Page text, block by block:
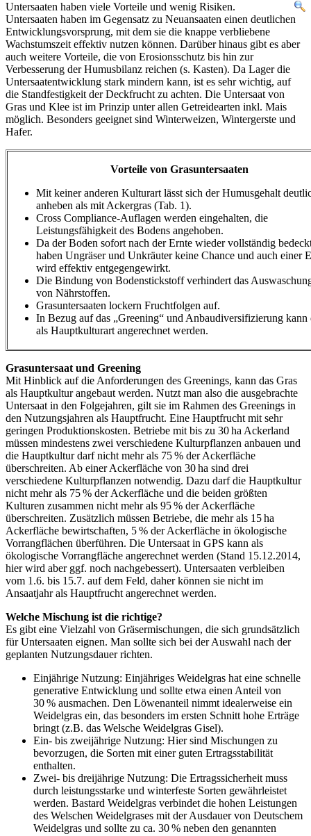
Untersaaten haben viele Vorteile und wenig Risiken.
Untersaaten haben im Gegensatz zu Neuansaaten einen deutlichen
Entwicklungsvorsprung, mit dem sie die knappe verbliebene
Wachstumszeit effektiv nutzen können. Darüber hinaus gibt es aber
auch weitere Vorteile, die von Erosionsschutz bis hin zur
Verbesserung der Humusbilanz reichen (s. Kasten). Da Lager die
Untersaatentwicklung stark mindern kann, ist es sehr wichtig, auf
die Standfestigkeit der Deckfrucht zu achten. Die Untersaat von
Gras und Klee ist im Prinzip unter allen Getreidearten inkl. Mais
möglich. Besonders geeignet sind Winterweizen, Wintergerste und
Hafer.
Vorteile von Grasuntersaaten
Mit keiner anderen Kulturart lässt sich der Humusgehalt
anheben als mit Ackergras (Tab. 1).
Cross Compliance-Auflagen werden eingehalten, die
Leistungsfähigkeit des Bodens angehoben.
Da der Boden sofort nach der Ernte wieder vollständig
haben Ungräser und Unkräuter keine Chance und auch einer
wird effektiv entgegengewirkt.
Die Bindung von Bodenstickstoff verhindert das
von Nährstoffen.
Grasuntersaaten lockern Fruchtfolgen auf.
In Bezug auf das „Greening“ und Anbaudiversifizierung kann
als Hauptkulturart angerechnet werden.
Grasuntersaat und Greening
Mit Hinblick auf die Anforderungen des Greenings, kann das Gras
als Hauptkultur angebaut werden. Nutzt man also die ausgebrachte
Untersaat in den Folgejahren, gilt sie im Rahmen des Greenings in
den Nutzungsjahren als Hauptfrucht. Eine Hauptfrucht mit sehr
geringen Produktionskosten. Betriebe mit bis zu 30 ha Ackerland
müssen mindestens zwei verschiedene Kulturpflanzen anbauen und
die Hauptkultur darf nicht mehr als 75 % der Ackerfläche
überschreiten. Ab einer Ackerfläche von 30 ha sind drei
verschiedene Kulturpflanzen notwendig. Dazu darf die Hauptkultur
nicht mehr als 75 % der Ackerfläche und die beiden größten
Kulturen zusammen nicht mehr als 95 % der Ackerfläche
überschreiten. Zusätzlich müssen Betriebe, die mehr als 15 ha
Ackerfläche bewirtschaften, 5 % der Ackerfläche in ökologische
Vorrangflächen überführen. Die Untersaat in GPS kann als
ökologische Vorrangfläche angerechnet werden (Stand 15.12.2014,
hier wird aber ggf. noch nachgebessert). Untersaaten verbleiben
vom 1.6. bis 15.7. auf dem Feld, daher können sie nicht im
Ansaatjahr als Hauptfrucht angerechnet werden.
Welche Mischung ist die richtige?
Es gibt eine Vielzahl von Gräsermischungen, die sich grundsätzlich
für Untersaaten eignen. Man sollte sich bei der Auswahl nach der
geplanten Nutzungsdauer richten.
Einjährige Nutzung: Einjähriges Weidelgras hat eine schnelle
generative Entwicklung und sollte etwa einen Anteil von
30 % ausmachen. Den Löwenanteil nimmt idealerweise ein
Weidelgras ein, das besonders im ersten Schnitt hohe Erträge
bringt (z.B. das Welsche Weidelgras Gisel).
Ein- bis zweijährige Nutzung: Hier sind Mischungen zu
bevorzugen, die Sorten mit einer guten Ertragsstabilität
enthalten.
Zwei- bis dreijährige Nutzung: Die Ertragssicherheit muss
durch leistungsstarke und winterfeste Sorten gewährleistet
werden. Bastard Weidelgras verbindet die hohen Leistungen
des Welschen Weidelgrases mit der Ausdauer von Deutschem
Weidelgras und sollte zu ca. 30 % neben den genannten